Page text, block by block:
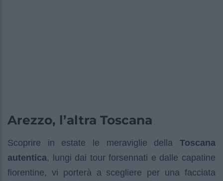
Arezzo, l’altra Toscana
Scoprire in estate le meraviglie della Toscana
autentica, lungi dai tour forsennati e dalle capatine
fiorentine, vi porterà a scegliere per una facciata